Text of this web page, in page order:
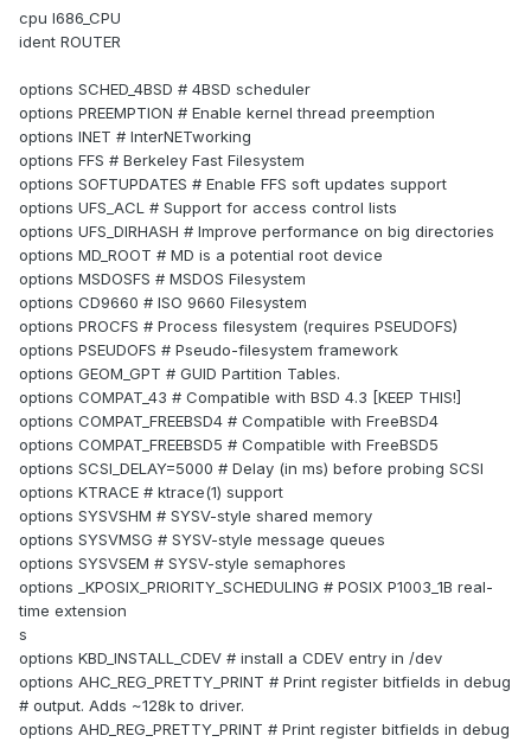
cpu I686_CPU
ident ROUTER
options SCHED_4BSD # 4BSD scheduler
options PREEMPTION # Enable kernel thread preemption
options INET # InterNETworking
options FFS # Berkeley Fast Filesystem
options SOFTUPDATES # Enable FFS soft updates support
options UFS_ACL # Support for access control lists
options UFS_DIRHASH # Improve performance on big directories
options MD_ROOT # MD is a potential root device
options MSDOSFS # MSDOS Filesystem
options CD9660 # ISO 9660 Filesystem
options PROCFS # Process filesystem (requires PSEUDOFS)
options PSEUDOFS # Pseudo-filesystem framework
options GEOM_GPT # GUID Partition Tables.
options COMPAT_43 # Compatible with BSD 4.3 [KEEP THIS!]
options COMPAT_FREEBSD4 # Compatible with FreeBSD4
options COMPAT_FREEBSD5 # Compatible with FreeBSD5
options SCSI_DELAY=5000 # Delay (in ms) before probing SCSI
options KTRACE # ktrace(1) support
options SYSVSHM # SYSV-style shared memory
options SYSVMSG # SYSV-style message queues
options SYSVSEM # SYSV-style semaphores
options _KPOSIX_PRIORITY_SCHEDULING # POSIX P1003_1B real-
time extension
s
options KBD_INSTALL_CDEV # install a CDEV entry in /dev
options AHC_REG_PRETTY_PRINT # Print register bitfields in debug
# output. Adds ~128k to driver.
options AHD_REG_PRETTY_PRINT # Print register bitfields in debug